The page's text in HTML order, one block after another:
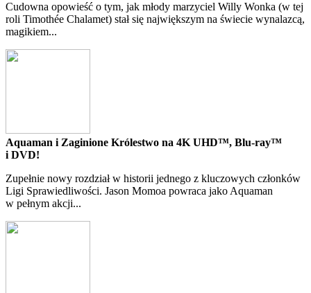
Cudowna opowieść o tym, jak młody marzyciel Willy Wonka (w tej
roli Timothée Chalamet) stał się największym na świecie wynalazcą,
magikiem...
Aquaman i Zaginione Królestwo na 4K UHD™, Blu-ray™
i DVD!
Zupełnie nowy rozdział w historii jednego z kluczowych członków
Ligi Sprawiedliwości. Jason Momoa powraca jako Aquaman
w pełnym akcji...